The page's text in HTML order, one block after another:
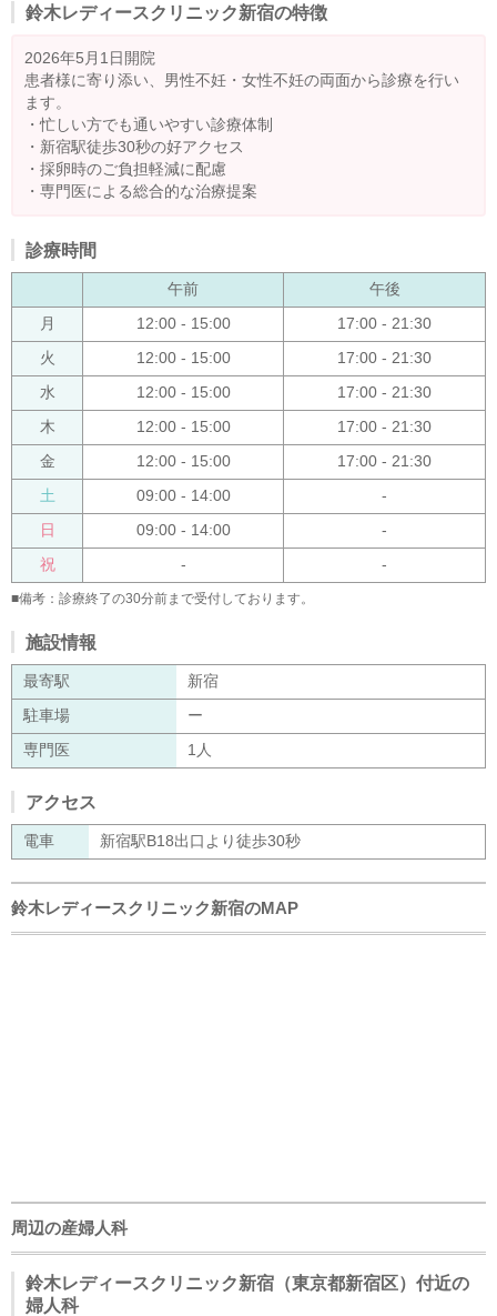
鈴木レディースクリニック新宿の特徴
2026年5月1日開院
患者様に寄り添い、男性不妊・女性不妊の両面から診療を行い
ます。
・忙しい方でも通いやすい診療体制
・新宿駅徒歩30秒の好アクセス
・採卵時のご負担軽減に配慮
・専門医による総合的な治療提案
診療時間
午前 午後
月 12:00 - 15:00 17:00 - 21:30
火 12:00 - 15:00 17:00 - 21:30
水 12:00 - 15:00 17:00 - 21:30
木 12:00 - 15:00 17:00 - 21:30
金 12:00 - 15:00 17:00 - 21:30
土 09:00 - 14:00 -
日 09:00 - 14:00 -
祝 - -
■備考：診療終了の30分前まで受付しております。
施設情報
最寄駅 新宿
駐車場 ー
専門医 1人
アクセス
電車 新宿駅B18出口より徒歩30秒
鈴木レディースクリニック新宿のMAP
周辺の産婦人科
鈴木レディースクリニック新宿（東京都新宿区）付近の
婦人科